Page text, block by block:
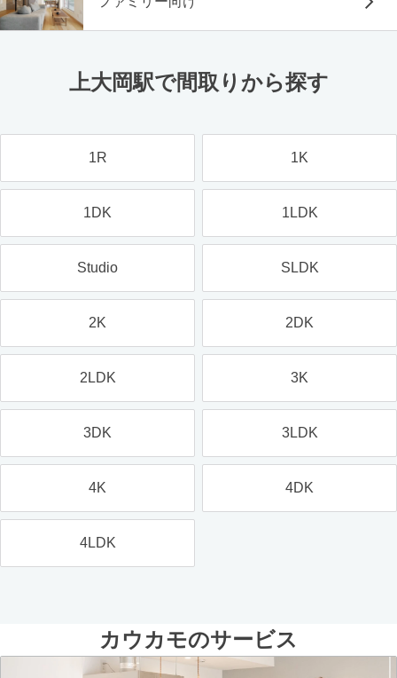
上大岡駅で間取りから探す
1R 1K
1DK 1LDK
Studio SLDK
2K 2DK
2LDK 3K
3DK 3LDK
4K 4DK
4LDK
カウカモのサービス